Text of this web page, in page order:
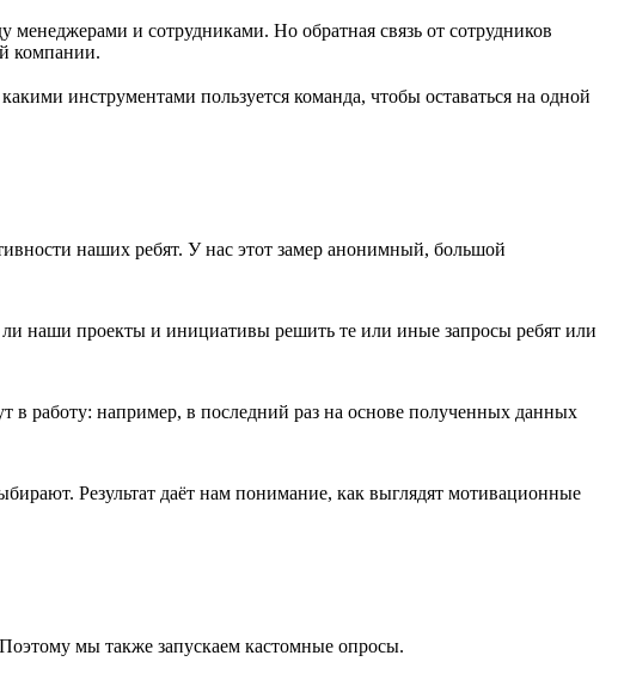
менеджерами и сотрудниками. Но обратная связь от сотрудников
компании.
инструментами пользуется команда, чтобы оставаться на одной
наших ребят. У нас этот замер анонимный, большой
наши проекты и инициативы решить те или иные запросы ребят или
в работу: например, в последний раз на основе полученных данных
Результат даёт нам понимание, как выглядят мотивационные
мы также запускаем кастомные опросы.